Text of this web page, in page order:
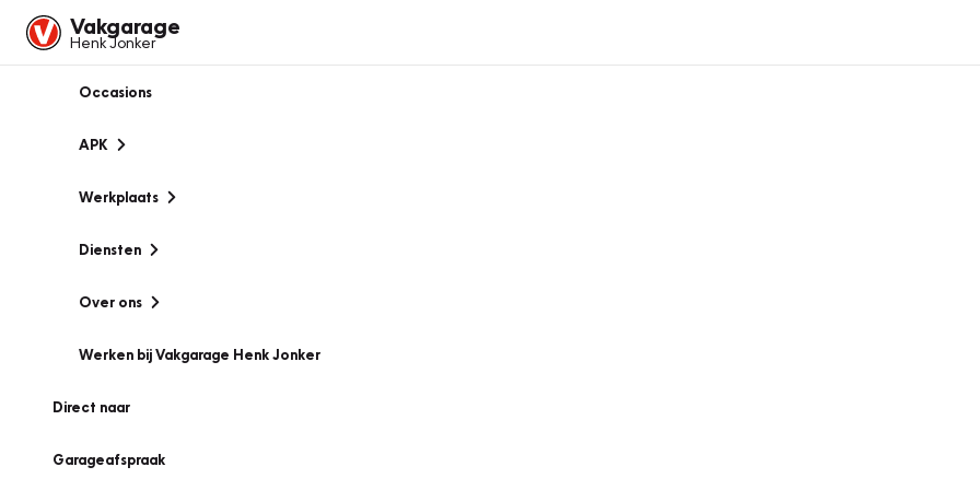
Vakgarage
Henk Jonker
Occasions
APK
Werkplaats
Diensten
Over ons
Werken bij Vakgarage Henk Jonker
Direct naar
Garageafspraak